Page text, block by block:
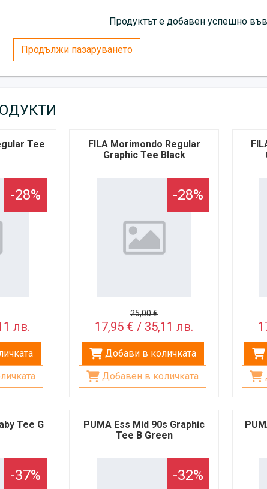
Продуктът е добавен успешно
Продължи пазаруването
Tee
-28%
лв.
FILA Morimondo Regular
Graphic Tee Black
-28%
25,00 €
17,95 € / 35,11 лв.
Добави в количката
Добавен в количката
Tee G
-37%
PUMA Ess Mid 90s Graphic
Tee B Green
-32%